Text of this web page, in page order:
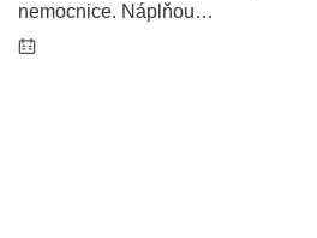
nemocnice. Náplňou…